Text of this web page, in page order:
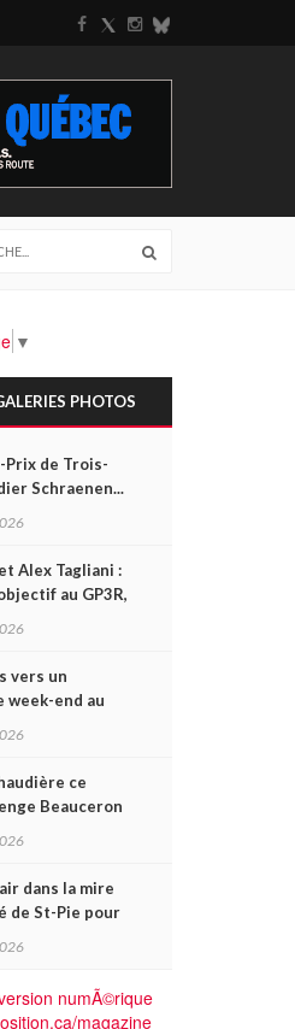
▼
PHOTOS
Prix de Trois-
Schraenen...
Challenge
Alex Tagliani :
au GP3R,
vers un
week-end au
Canada ?
ce
Beauceron
le
dans la mire
de St-Pie pour
!